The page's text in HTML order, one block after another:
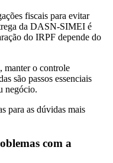
fiscais para evitar
da DASN-SIMEI é
do IRPF depende do
manter o controle
são passos essenciais
negócio.
para as dúvidas mais
com a